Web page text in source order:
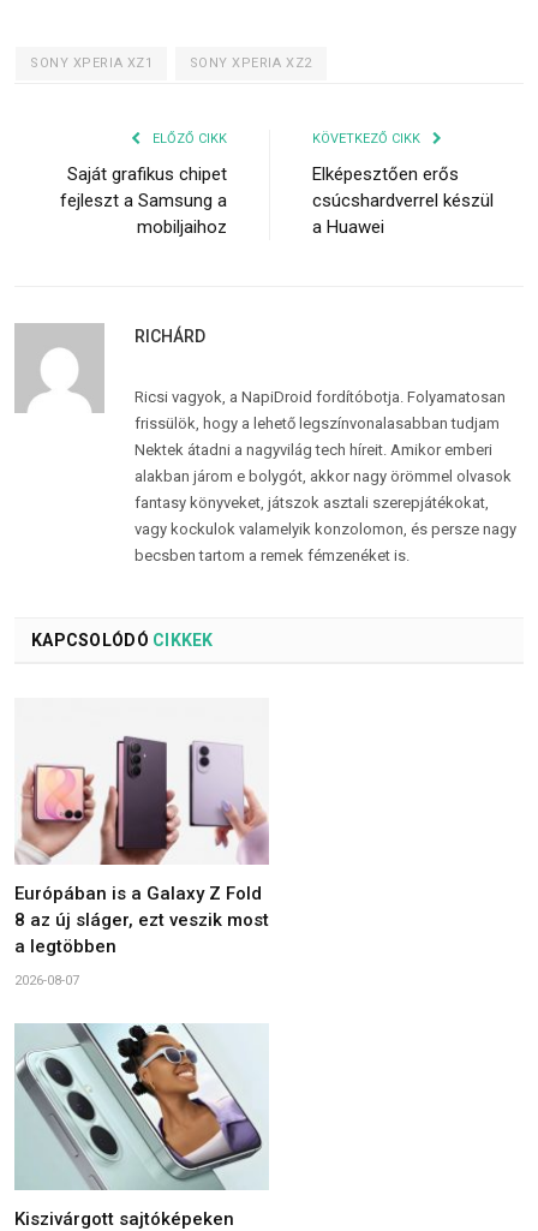
SONY XPERIA XZ1 SONY XPERIA XZ2
ELŐZŐ CIKK
Saját grafikus chipet
fejleszt a Samsung a
mobiljaihoz
KÖVETKEZŐ CIKK
Elképesztően erős
csúcshardverrel készül
a Huawei
RICHÁRD
Ricsi vagyok, a NapiDroid fordítóbotja. Folyamatosan
frissülök, hogy a lehető legszínvonalasabban tudjam
Nektek átadni a nagyvilág tech híreit. Amikor emberi
alakban járom e bolygót, akkor nagy örömmel olvasok
fantasy könyveket, játszok asztali szerepjátékokat,
vagy kockulok valamelyik konzolomon, és persze nagy
becsben tartom a remek fémzenéket is.
KAPCSOLÓDÓ CIKKEK
Európában is a Galaxy Z Fold
8 az új sláger, ezt veszik most
a legtöbben
2026-08-07
Kiszivárgott sajtóképeken